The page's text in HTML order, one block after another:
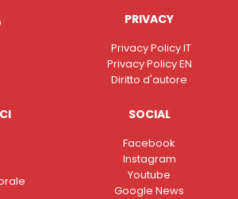
PRIVACY
Privacy Policy IT
Privacy Policy EN
Diritto d'autore
SOCIAL
Facebook
Instagram
Youtube
Google News